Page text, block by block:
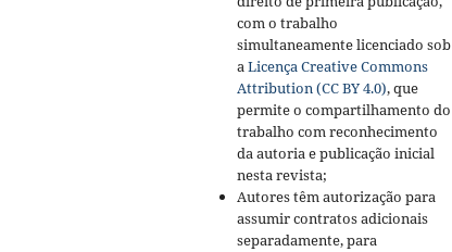
com o trabalho
simultaneamente licenciado sob
aLicença Creative Commons
Attribution (CC BY 4.0), que
permite o compartilhamento do
trabalho com reconhecimento
da autoria e publicação inicial
nesta revista;
Autores têm autorização para
assumir contratos adicionais
separadamente, para